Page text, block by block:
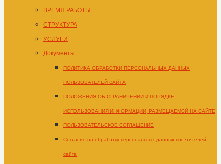
ВРЕМЯ РАБОТЫ
СТРУКТУРА
УСЛУГИ
Документы
ПОЛИТИКА ОБРАБОТКИ ПЕРСОНАЛЬНЫХ ДАННЫХ
ПОЛЬЗОВАТЕЛЕЙ САЙТА
ПОЛОЖЕНИЯ ОБ ОГРАНИЧЕНИИ И ПОРЯДКЕ
ИСПОЛЬЗОВАНИЯ ИНФОРМАЦИИ, РАЗМЕЩАЕМОЙ НА САЙТЕ
ПОЛЬЗОВАТЕЛЬСКОЕ СОГЛАШЕНИЕ
Согласие на обработку персональных данных посетителей
сайта